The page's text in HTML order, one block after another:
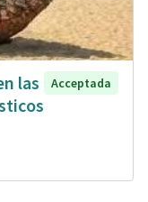
las
Acceptada